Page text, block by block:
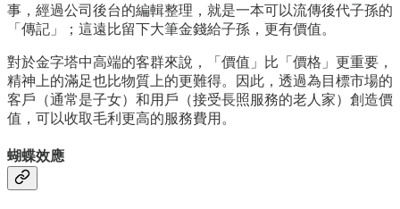
事，經過公司後台的編輯整理，就是一本可以流傳後代子孫的
「傳記」；這遠比留下大筆金錢給子孫，更有價值。
對於金字塔中高端的客群來說，「價值」比「價格」更重要，
精神上的滿足也比物質上的更難得。因此，透過為目標市場的
客戶（通常是子女）和用戶（接受長照服務的老人家）創造價
值，可以收取毛利更高的服務費用。
蝴蝶效應